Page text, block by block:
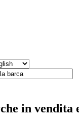
in vendita